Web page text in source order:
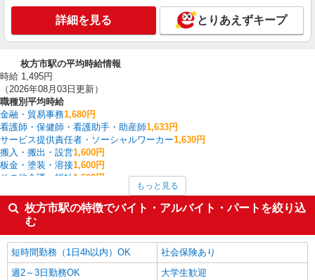
詳細を見る とりあえずキープ
枚方市駅の平均時給情報
時給 1,495円
（2026年08月03日更新）
職種別平均時給
金融・貿易事務1,680円
看護師・保健師・看護助手・助産師1,633円
サービス提供責任者・ソーシャルワーカー1,630円
搬入・搬出・設営1,600円
板金・塗装・溶接1,600円
その他介護・福祉 1,600円
製造・組立・加工1,555円
介護職・ヘルパー 1,529円
梱包・仕分け・ピッキング
枚方市駅の他の職種の平均時給を見る
もっと見る
枚方市駅の特徴でバイト・アルバイト・パートを絞り込
む
短時間勤務（1日4h以内）OK
社会保険あり
週2～3日勤務OK
大学生歓迎